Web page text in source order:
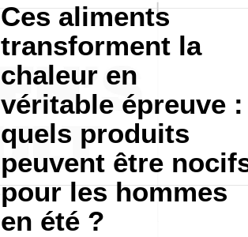
Ces aliments
transforment la
chaleur en
véritable épreuve :
quels produits
peuvent être
pour les hommes
en été ?